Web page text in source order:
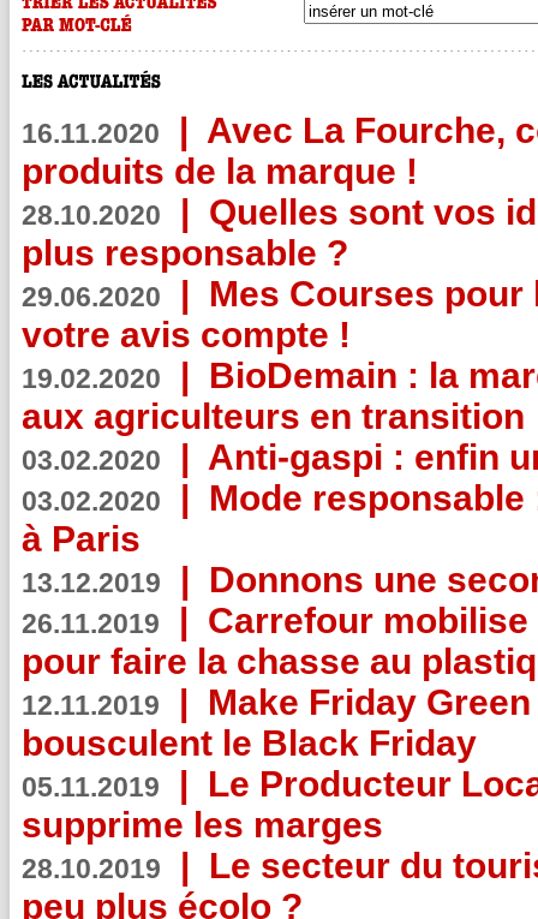
16.11.2020 | Avec La Fourche,
produits de la marque !
28.10.2020 | Quelles sont vos
plus responsable ?
29.06.2020 | Mes Courses pour
votre avis compte !
19.02.2020 | BioDemain : la
aux agriculteurs en transition
03.02.2020 | Anti-gaspi : enfin
03.02.2020 | Mode
à Paris
13.12.2019 | Donnons une
26.11.2019 | Carrefour
pour faire la chasse au
12.11.2019 | Make Friday
bousculent le Black Friday
05.11.2019 | Le Producteur
supprime les marges
28.10.2019 | Le secteur du
peu plus écolo ?